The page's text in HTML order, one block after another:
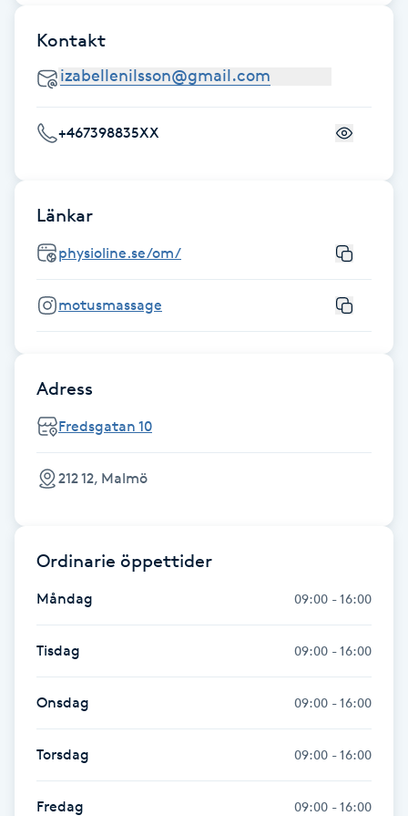
Hot Stone Massage
Hudföryngring
Hudvård
Hyaluronsyra
Hyperhidros
Hårborttagning
Hårbottenbehandling
Hårförlängning
Hårvård
Hälsa
Hälsprickor
Idrottsmassage
Kontakt
+467398835XX
Länkar
physioline.se/om/
motusmassage
Adress
Fredsgatan 10
212 12, Malmö
Ordinarie öppettider
Måndag 09:00 - 16:00
Tisdag 09:00 - 16:00
Onsdag 09:00 - 16:00
Torsdag 09:00 - 16:00
Fredag 09:00 - 16:00